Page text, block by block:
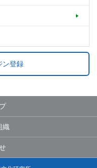
ン登録
織